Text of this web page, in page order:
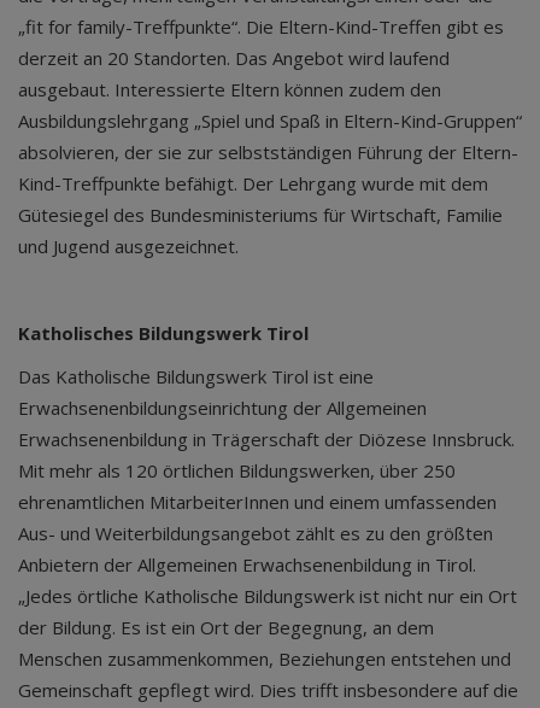
„fit for family-Treffpunkte“. Die Eltern-Kind-Treffen gibt es
derzeit an 20 Standorten. Das Angebot wird laufend
ausgebaut. Interessierte Eltern können zudem den
Ausbildungslehrgang „Spiel und Spaß in Eltern-Kind-Gruppen“
absolvieren, der sie zur selbstständigen Führung der Eltern-
Kind-Treffpunkte befähigt. Der Lehrgang wurde mit dem
Gütesiegel des Bundesministeriums für Wirtschaft, Familie
und Jugend ausgezeichnet.
Katholisches Bildungswerk Tirol
Das Katholische Bildungswerk Tirol ist eine
Erwachsenenbildungseinrichtung der Allgemeinen
Erwachsenenbildung in Trägerschaft der Diözese Innsbruck.
Mit mehr als 120 örtlichen Bildungswerken, über 250
ehrenamtlichen MitarbeiterInnen und einem umfassenden
Aus- und Weiterbildungsangebot zählt es zu den größten
Anbietern der Allgemeinen Erwachsenenbildung in Tirol.
„Jedes örtliche Katholische Bildungswerk ist nicht nur ein Ort
der Bildung. Es ist ein Ort der Begegnung, an dem
Menschen zusammenkommen, Beziehungen entstehen und
Gemeinschaft gepflegt wird. Dies trifft insbesondere auf die